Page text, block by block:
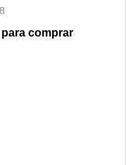
comprar